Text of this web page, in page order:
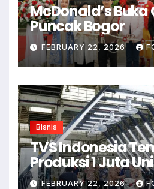
McDonald’s
Puncak Bogor
FEBRUARY 22, 2026
Bisnis
TVS Indonesia
Produksi 1 Juta
Karawang
FEBRUARY 22, 2026